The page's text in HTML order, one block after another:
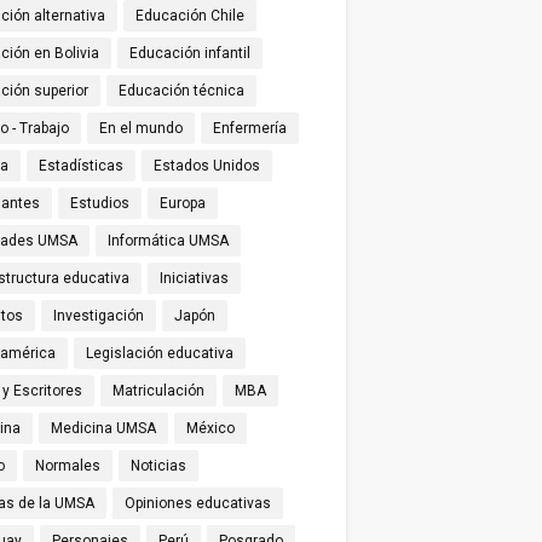
alternativa Educación Chile
en Bolivia Educación infantil
superior Educación técnica
- Trabajo En el mundo Enfermería
Estadísticas Estados Unidos
Estudios Europa
UMSA Informática UMSA
educativa Iniciativas
Investigación Japón
Legislación educativa
y Escritores Matriculación MBA
Medicina UMSA México
Normales Noticias
de la UMSA Opiniones educativas